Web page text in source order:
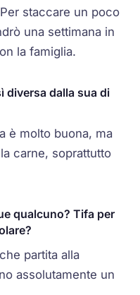
staccare un poco
una settimana in
la famiglia.
diversa dalla sua di
è molto buona, ma
carne, soprattutto
qualcuno? Tifa per
partita alla
assolutamente un